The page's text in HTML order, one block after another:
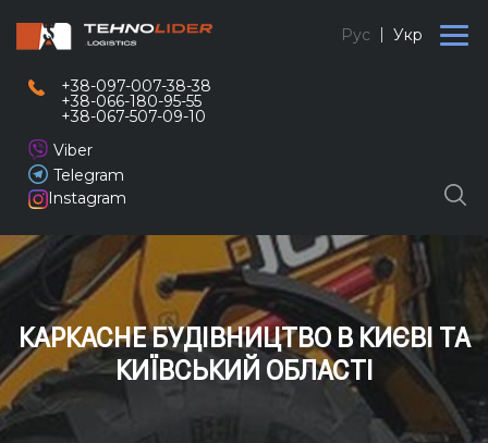
Рус Укр
+38-097-007-38-38
+38-066-180-95-55
+38-067-507-09-10
Viber
Telegram
Instagram
КАРКАСНЕ БУДІВНИЦТВО В КИЄВІ ТА
КИЇВСЬКИЙ ОБЛАСТІ